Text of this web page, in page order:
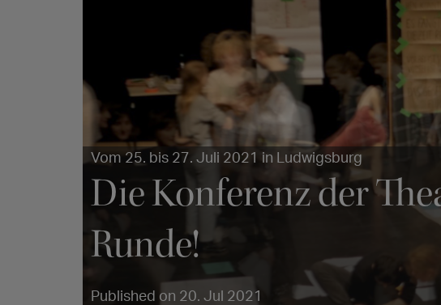
Vom 25. bis 27. Juli 2021 in Ludwigsburg
Die Konferenz der
Runde!
Published on 20. Jul 2021